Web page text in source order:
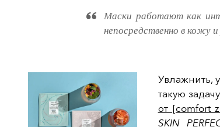
Маски работают как
непосредственно в кожу
Увлажнить,
такую
от [comfort
SKIN